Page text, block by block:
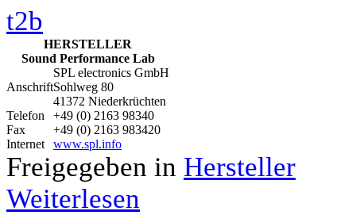
t2b
HERSTELLER
Sound Performance Lab
Anschrift
SPL electronics GmbH
Sohlweg 80
41372 Niederkrüchten
Telefon
+49 (0) 2163 98340
Fax
+49 (0) 2163 983420
Internet
www.spl.info
Freigegeben in Hersteller
Weiterlesen